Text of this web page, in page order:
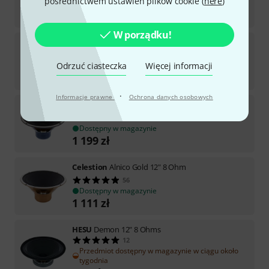
W porządku!
Odrzuć ciasteczka Więcej informacji
Informacje prawne · Ochrona danych osobowych
Dostępny za 3–4 tygodnie
699
Mojotone Anthem 12" 8 Ohms Speaker
Dostępny w magazynie
379zł
Alnico Blue 12"15 Ohm
Dostępny w magazynie
1 199zł
Celestion Alnico Gold 12" 8 Ohm
56
Dostępny w magazynie
1 111 zł
HESU Demon 12" 8 Ohms
12
Przedmiot dostępny w magazynie w ciągu około
tygodnia